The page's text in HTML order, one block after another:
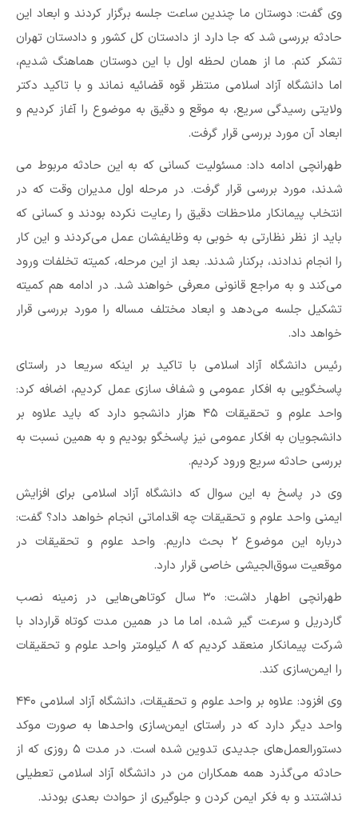
وی گفت: دوستان ما چندین ساعت جلسه برگزار کردند و ابعاد این
حادثه بررسی شد که جا دارد از دادستان کل کشور و دادستان تهران
تشکر کنم. ما از همان لحظه اول با این دوستان هماهنگ شدیم،
اما دانشگاه آزاد اسلامی منتظر قوه قضائیه نماند و با تاکید دکتر
ولایتی رسیدگی سریع، به موقع و دقیق به موضوع را آغاز کردیم و
ابعاد آن مورد بررسی قرار گرفت.
طهرانچی ادامه داد: مسئولیت کسانی که به این حادثه مربوط می
شدند، مورد بررسی قرار گرفت. در مرحله اول مدیران وقت که در
انتخاب پیمانکار ملاحظات دقیق را رعایت نکرده بودند و کسانی‌ که
باید از نظر نظارتی به خوبی به وظایفشان عمل می‌کردند و این کار
را انجام ندادند، برکنار شدند. بعد از این مرحله، کمیته تخلفات ورود
می‌کند و به مراجع قانونی معرفی خواهند شد. در ادامه هم کمیته
تشکیل جلسه می‌دهد و ابعاد مختلف مساله را مورد بررسی قرار
خواهد داد.
رئیس دانشگاه آزاد اسلامی با تاکید بر اینکه سریعا در راستای
پاسخگویی به افکار عمومی و شفاف سازی عمل کردیم، اضافه کرد:
واحد علوم و تحقیقات ۴۵ هزار دانشجو دارد که باید علاوه بر
دانشجویان به افکار عمومی نیز پاسخگو بودیم و به همین نسبت به
بررسی حادثه سریع ورود کردیم.
وی در پاسخ به این سوال که دانشگاه آزاد اسلامی برای افزایش
ایمنی واحد علوم و تحقیقات چه اقداماتی انجام خواهد داد؟ گفت:
درباره این موضوع ۲ بحث داریم. واحد علوم و تحقیقات در
موقعیت سوق‌الجیشی خاصی قرار دارد.
طهرانچی اطهار داشت: ۳۰ سال کوتاهی‌هایی در زمینه نصب
گاردریل و سرعت گیر شده، اما ما در همین مدت کوتاه قرارداد با
شرکت پیمانکار منعقد کردیم که ۸ کیلومتر واحد علوم و تحقیقات
را ایمن‌سازی کند.
وی افزود: علاوه بر واحد علوم و تحقیقات، دانشگاه آزاد اسلامی ۴۴۰
واحد دیگر دارد که در راستای ایمن‌سازی واحدها به صورت موکد
دستورالعمل‌های جدیدی تدوین شده است. در مدت ۵ روزی که از
حادثه می‌گذرد همه همکاران من در دانشگاه آزاد اسلامی تعطیلی
نداشتند و به فکر ایمن کردن و جلوگیری از حوادث بعدی بودند.